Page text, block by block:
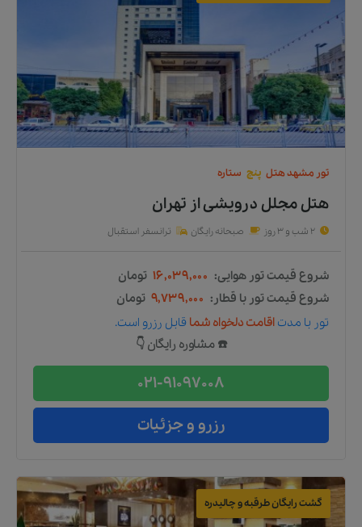
تور مشهدهتل پنج ستاره
هتل مجلل درویشیاز تهران
2 شب و 3 روز صبحانه رایگان ترانسفر استقبال
شروع قیمت تور هوایی: ۱۶,۰۳۹,۰۰۰ تومان
شروع قیمت تور با قطار: ۹,۷۳۹,۰۰۰ تومان
تور با مدت اقامت دلخواه شما قابل رزرو است.
☎️ مشاوره رایگان 👇
021-91097008
رزرو و جزئیات
گشت رایگان طرقبه و چالیدره